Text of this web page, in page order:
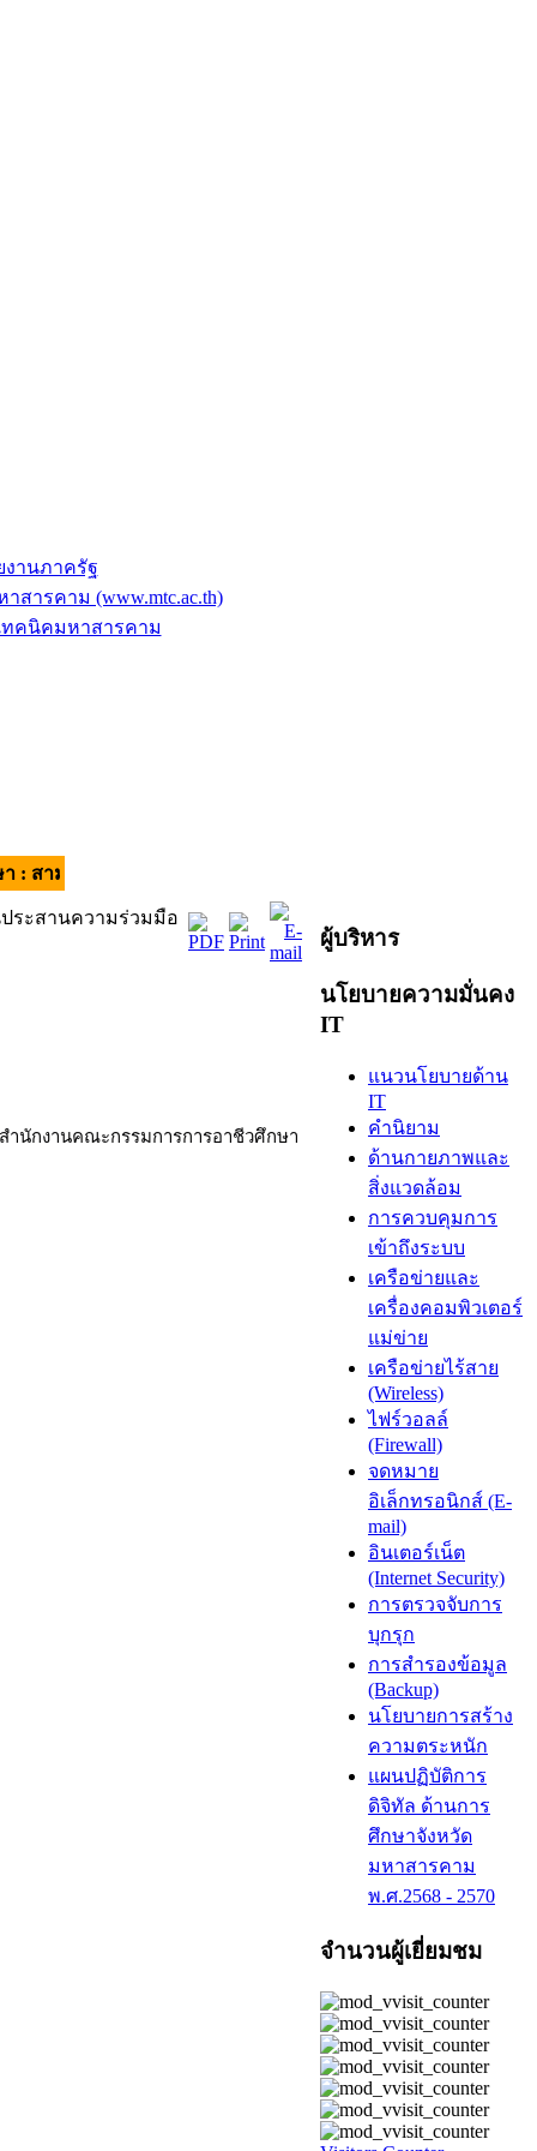
งานภาครัฐ
ารคาม (www.mtc.ac.th)
ทคนิคมหาสารคาม
คี มีวินัย ใส่ใจบริการ | อัตลักษณ์ของผู้เรียน : วินัยดี มีทักษะ |
ระสานความร่วมมือ
ำนักงานคณะกรรมการการอาชีวศึกษา
ผู้บริหาร
นโยบายความมั่นคง
IT
แนวนโยบายด้าน
IT
คำนิยาม
ด้านกายภาพและ
สิ่งแวดล้อม
การควบคุมการ
เข้าถึงระบบ
เครือข่ายและ
เครื่องคอมพิวเตอร์
แม่ข่าย
เครือข่ายไร้สาย
(Wireless)
ไฟร์วอลล์
(Firewall)
จดหมาย
อิเล็กทรอนิกส์ (E-
mail)
อินเตอร์เน็ต
(Internet Security)
การตรวจจับการ
บุกรุก
การสำรองข้อมูล
(Backup)
นโยบายการสร้าง
ความตระหนัก
แผนปฏิบัติการ
ดิจิทัล ด้านการ
ศึกษาจังหวัด
มหาสารคาม
พ.ศ.2568 - 2570
จำนวนผู้เยี่ยมชม